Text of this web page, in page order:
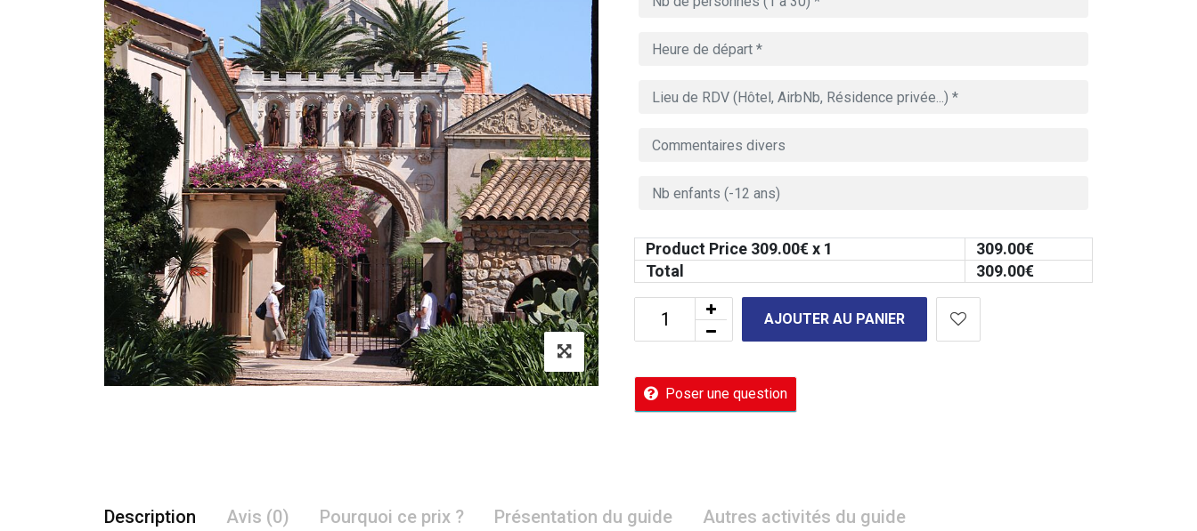
Product Price 309.00€ x 1 309.00€
Total
309.00€
AJOUTER AU PANIER
Poser une question
Description Avis (0) Pourquoi ce prix ? Présentation du guide Autres activités du guide